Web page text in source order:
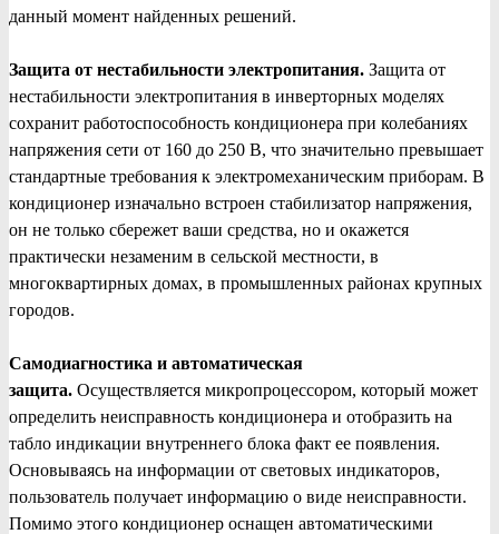
данный момент найденных решений.
Защита от нестабильности электропитания. Защита от
нестабильности электропитания в инверторных моделях
сохранит работоспособность кондиционера при колебаниях
напряжения сети от 160 до 250 В, что значительно превышает
стандартные требования к электромеханическим приборам. В
кондиционер изначально встроен стабилизатор напряжения,
он не только сбережет ваши средства, но и окажется
практически незаменим в сельской местности, в
многоквартирных домах, в промышленных районах крупных
городов.
Самодиагностика и автоматическая
защита. Осуществляется микропроцессором, который может
определить неисправность кондиционера и отобразить на
табло индикации внутреннего блока факт ее появления.
Основываясь на информации от световых индикаторов,
пользователь получает информацию о виде неисправности.
Помимо этого кондиционер оснащен автоматическими